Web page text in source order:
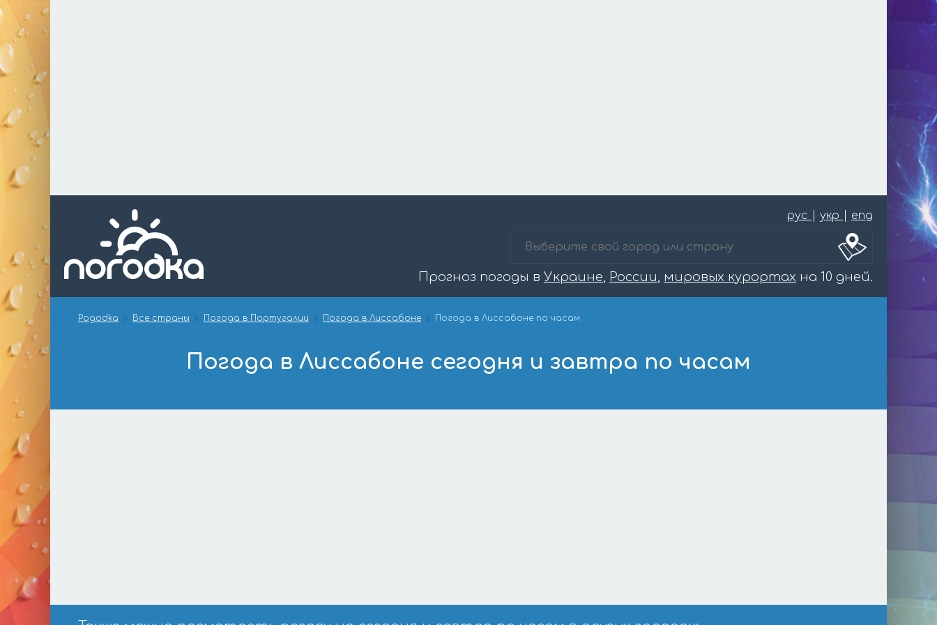
рус укр eng
Прогноз погоды в Украине, России, мировых курортах на 10 дней.
Pogodka Все страны Погода в Португалии Погода в Лиссабоне Погода в Лиссабоне по часам
Погода в Лиссабоне сегодня и завтра по часам